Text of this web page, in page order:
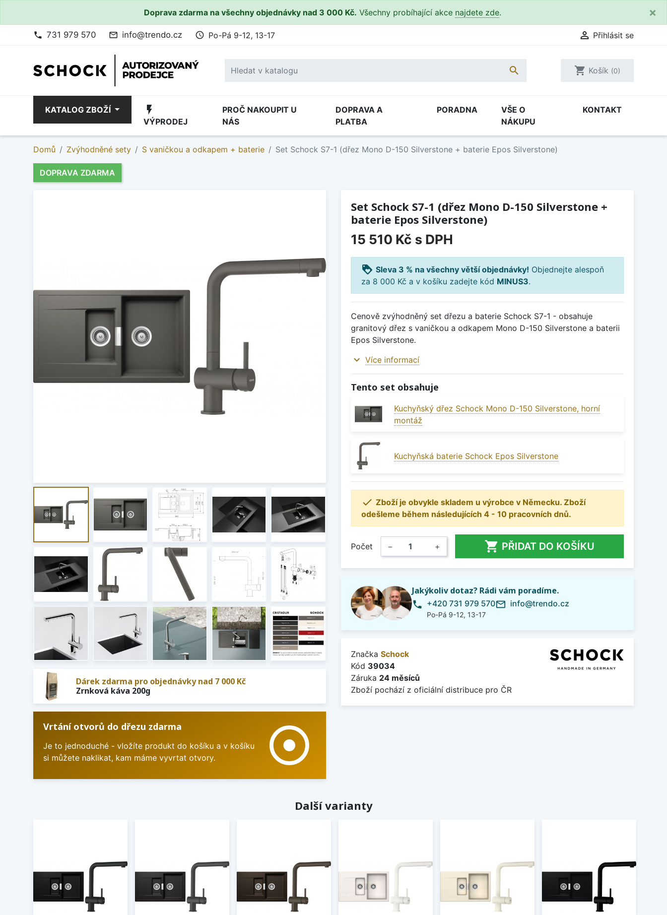
Doprava zdarma na všechny objednávky nad 3 000 Kč. Všechny probíhající akce najdete zde. ×
phone 731 979 570 mail_outline info@trendo.cz access_time Po-Pá 9-12, 13-17  Přihlásit se
 shopping_cart Košík (0)
KATALOG ZBOŽÍ flash_on
VÝPRODEJ
PROČ NAKOUPIT U
NÁS
DOPRAVA A
PLATBA
PORADNA
VŠE O
NÁKUPU
KONTAKT
Domů Zvýhodněné sety S vaničkou a odkapem + baterie Set Schock S7-1 (dřez Mono D-150 Silverstone + baterie Epos Silverstone)
DOPRAVA ZDARMA
Dárek zdarma pro objednávky nad 7 000 Kč
Zrnková káva 200g
Vrtání otvorů do dřezu zdarma
Je to jednoduché - vložíte produkt do košíku a v košíku
si můžete naklikat, kam máme vyvrtat otvory.
adjust
Set Schock S7-1 (dřez Mono D-150 Silverstone +
baterie Epos Silverstone)
15 510 Kč s DPH
loyalty Sleva 3 % na všechny větší objednávky! Objednejte alespoň
za 8 000 Kč a v košíku zadejte kód MINUS3.
Cenově zvýhodněný set dřezu a baterie Schock S7-1 - obsahuje
granitový dřez s vaničkou a odkapem Mono D-150 Silverstone a baterii
Epos Silverstone.
expand_more Více informací
Tento set obsahuje
Kuchyňský dřez Schock Mono D-150 Silverstone, horní
montáž
Kuchyňská baterie Schock Epos Silverstone
 Zboží je obvykle skladem u výrobce v Německu. Zboží
odešleme během následujících 4 - 10 pracovních dnů.
Počet − +  PŘIDAT DO KOŠÍKU
Jakýkoliv dotaz? Rádi vám poradíme.
phone +420 731 979 570
Po-Pá 9-12, 13-17
mail_outline info@trendo.cz
Značka Schock
Kód 39034
Záruka 24 měsíců
Zboží pochází z oficiální distribuce pro ČR
Další varianty